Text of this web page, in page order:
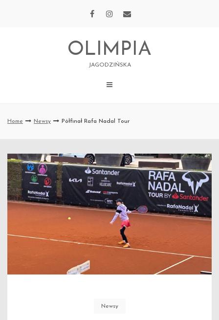
OLIMPIA
JAGODZIŃSKA
Home Newsy Półfinał Rafa Nadal Tour
Newsy